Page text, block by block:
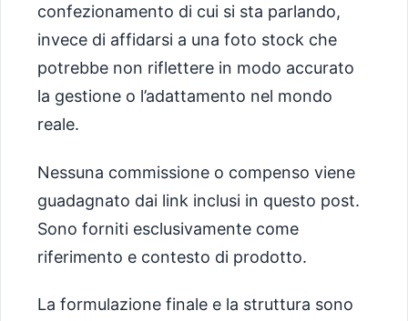
confezionamento di cui si sta parlando,
invece di affidarsi a una foto stock che
potrebbe non riflettere in modo accurato
la gestione o l’adattamento nel mondo
reale.
Nessuna commissione o compenso viene
guadagnato dai link inclusi in questo post.
Sono forniti esclusivamente come
riferimento e contesto di prodotto.
La formulazione finale e la struttura sono